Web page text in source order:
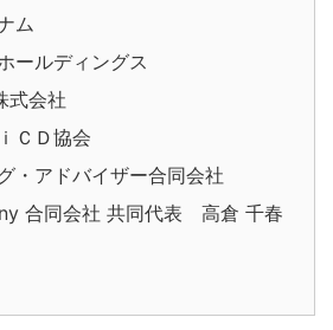
ム
ールディングス
式会社
ＣＤ協会
・アドバイザー合同会社
合同会社 共同代表 高倉 千春